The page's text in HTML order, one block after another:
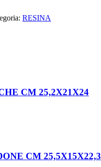
RESINA
CM 25,2X21X24
CM 25,5X15X22,3